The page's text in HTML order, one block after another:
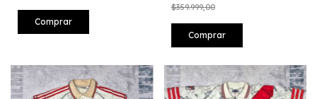
Comprar
$359.999,00
Comprar